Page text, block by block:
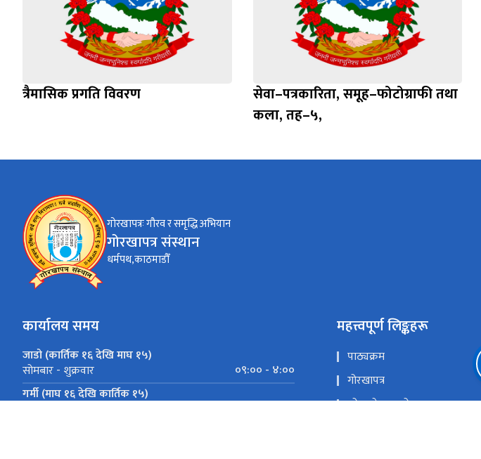
त्रैमासिक प्रगति विवरण
सेवा–पत्रकारिता, समूह–फोटोग्राफी तथा
कला, तह–५,
गोरखापत्रः गौरव र समृद्धि अभियान
गोरखापत्र संस्थान
धर्मपथ,काठमाडौँ
कार्यालय समय
जाडो (कार्तिक १६ देखि माघ १५)
सोमबार - शुक्रवार
०९:०० - ४:००
गर्मी (माघ १६ देखि कार्तिक १५)
महत्त्वपूर्ण लिङ्कहरू
पाठ्यक्रम
गोरखापत्र
लोक सेवा आयोग